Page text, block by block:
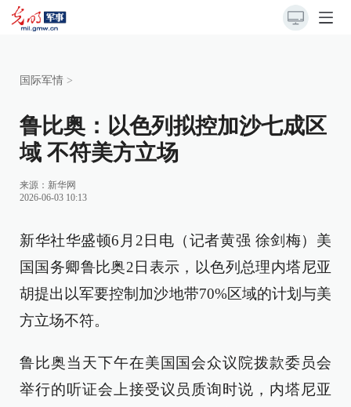
国际军情 >
鲁比奥：以色列拟控加沙七成区
域 不符美方立场
来源： 新华网
2026-06-03 10:13
新华社华盛顿6月2日电（记者黄强 徐剑梅）美
国国务卿鲁比奥2日表示，以色列总理内塔尼亚
胡提出以军要控制加沙地带70%区域的计划与美
方立场不符。
鲁比奥当天下午在美国国会众议院拨款委员会
举行的听证会上接受议员质询时说，内塔尼亚